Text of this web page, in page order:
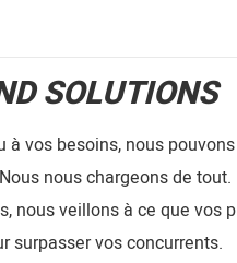
SOLUTIONS
vos besoins, nous
nous chargeons de tout.
nous veillons à ce que
surpasser vos concurrents.